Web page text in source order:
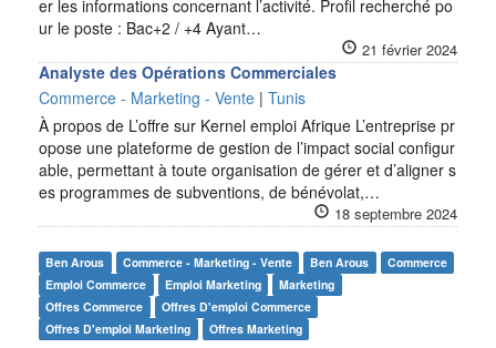
er les informations concernant l’activité. Profil recherché po
ur le poste : Bac+2 / +4 Ayant…
21 février 2024
Analyste des Opérations Commerciales
Commerce - Marketing - Vente | Tunis
À propos de L’offre sur Kernel emploi Afrique L’entreprise pr
opose une plateforme de gestion de l’impact social configur
able, permettant à toute organisation de gérer et d’aligner s
es programmes de subventions, de bénévolat,…
18 septembre 2024
Ben Arous Commerce - Marketing - Vente Ben Arous
Commerce
Emploi Commerce
Emploi Marketing
Marketing
Offres Commerce
Offres D'emploi Commerce
Offres D'emploi Marketing
Offres Marketing